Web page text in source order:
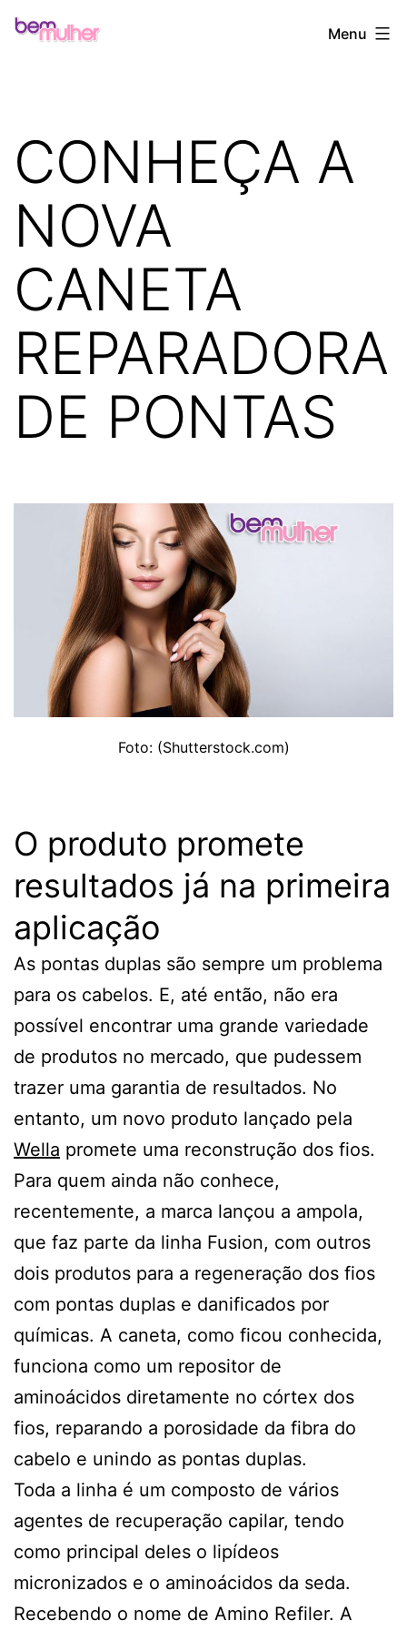
Pular
Bem
Menu
CONHEÇA A
NOVA
CANETA
REPARADORA
DE PONTAS
Foto: (Shutterstock.com)
O produto promete
resultados já na primeira
aplicação
As pontas duplas são sempre um problema
para os cabelos. E, até então, não era
possível encontrar uma grande variedade
de produtos no mercado, que pudessem
trazer uma garantia de resultados. No
entanto, um novo produto lançado pela
Wella promete uma reconstrução dos fios.
Para quem ainda não conhece,
recentemente, a marca lançou a ampola,
que faz parte da linha Fusion, com outros
dois produtos para a regeneração dos fios
com pontas duplas e danificados por
químicas. A caneta, como ficou conhecida,
funciona como um repositor de
aminoácidos diretamente no córtex dos
fios, reparando a porosidade da fibra do
cabelo e unindo as pontas duplas.
Toda a linha é um composto de vários
agentes de recuperação capilar, tendo
como principal deles o lipídeos
micronizados e o aminoácidos da seda.
Recebendo o nome de Amino Refiler. A